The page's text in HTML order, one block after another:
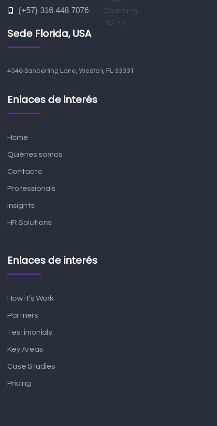
(+57) 316 448 7076
Sede Florida, USA
4046 Sanderling Lane, Weston, FL 33331
Enlaces de interés
Home
Quiénes somos
Contacto
Professionals
Insights
HR Solutions
Enlaces de interés
How it’s Work
Partners
Testimonials
Key Areas
Case Studies
Pricing